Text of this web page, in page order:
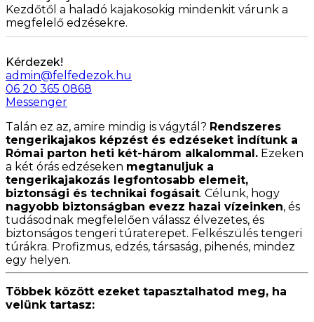
Kezdőtől a haladó kajakosokig mindenkit várunk a
megfelelő edzésekre.
Kérdezek!
admin@felfedezok.hu
06 20 365 0868
Messenger
Talán ez az, amire mindig is vágytál? Rendszeres
tengerikajakos képzést és edzéseket indítunk a
Római parton heti két-három alkalommal. Ezeken
a két órás edzéseken megtanuljuk a
tengerikajakozás legfontosabb elemeit,
biztonsági és technikai fogásait. Célunk, hogy
nagyobb biztonságban evezz hazai vízeinken, és
tudásodnak megfelelően válassz élvezetes, és
biztonságos tengeri túraterepet. Felkészülés tengeri
túrákra. Profizmus, edzés, társaság, pihenés, mindez
egy helyen.
Többek között ezeket tapasztalhatod meg, ha
velünk tartasz: